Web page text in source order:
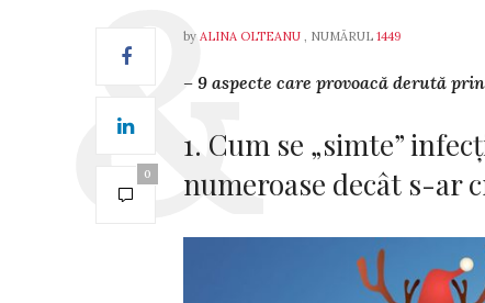
0
by ALINA OLTEANU , NUMĂRUL 1449
– 9 aspecte care provoacă derută
1. Cum se „simte”
numeroase decât s-ar